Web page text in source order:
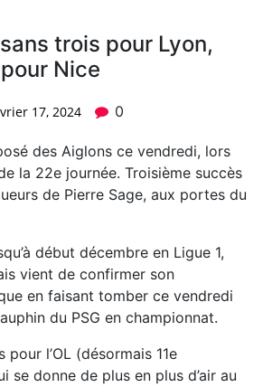
trois pour Lyon,
Nice
17, 2024 0
des Aiglons ce vendredi, lors
la 22e journée. Troisième succès
de Pierre Sage, aux portes du
début décembre en Ligue 1,
vient de confirmer son
en faisant tomber ce vendredi
du PSG en championnat.
l’OL (désormais 11e
se donne de plus en plus d’air au